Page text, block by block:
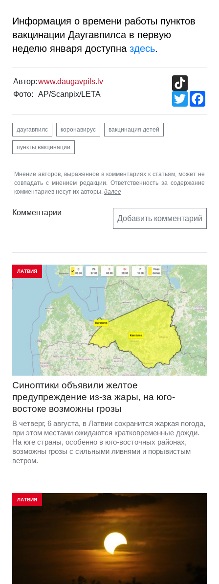
Информация о времени работы пунктов
вакцинации Даугавпилса в первую
неделю января доступна здесь.
Автор:www.daugavpils.lv
Фото:
AP/Scanpix/LETA
Twitter
даугавпилс коронавирус вакцинация детей
пункты вакцинации
Мнение авторов, выраженное в комментариях к статьям, может не
совпадать с мнением редакции. Ответственность за содержание
комментариев несут их авторы. далее
Комментарии
Добавить комментарий
ЛАТВИЯ
Синоптики объявили желтое
предупреждение из-за жары, на юго-
востоке возможны грозы
В четверг, 6 августа, в Латвии сохранится жаркая погода,
при этом местами ожидаются кратковременные дожди.
На юге страны, особенно в юго-восточных районах,
возможны грозы с сильными ливнями и порывистым
ветром.
ЛАТВИЯ